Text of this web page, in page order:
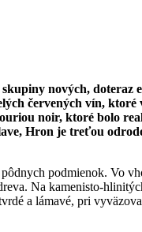
nových, doteraz
červených vín,
noir, ktoré bolo
Hron je treťou
podmienok. Vo
Na kamenisto-
a lámavé, pri